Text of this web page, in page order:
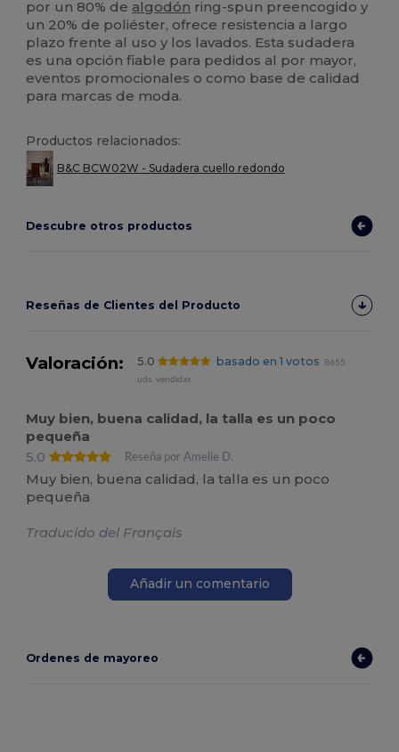
por un 80% de algodón ring-spun preencogido y
un 20% de poliéster, ofrece resistencia a largo
plazo frente al uso y los lavados. Esta sudadera
es una opción fiable para pedidos al por mayor,
eventos promocionales o como base de calidad
para marcas de moda.
Productos relacionados:
B&C BCW02W - Sudadera cuello redondo
Descubre otros productos
Reseñas de Clientes del Producto
Valoración: 5.0 basado en 1 votos
8655
uds. vendidas
Muy bien, buena calidad, la talla es un poco
pequeña
5.0
Reseña por Amelie D.
Muy bien, buena calidad, la talla es un poco
pequeña
Traducido del Français
Añadir un comentario
Ordenes de mayoreo